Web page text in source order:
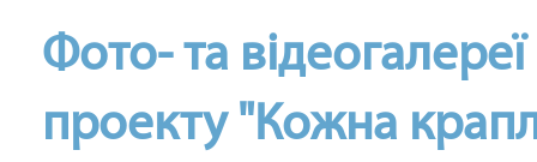
Фото- та відеогалереї
проекту "Кожна